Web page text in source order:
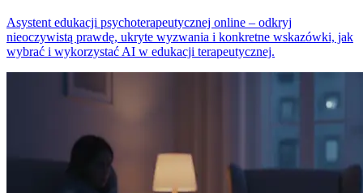
Asystent edukacji psychoterapeutycznej online – odkryj
nieoczywistą prawdę, ukryte wyzwania i konkretne wskazówki, jak
wybrać i wykorzystać AI w edukacji terapeutycznej.